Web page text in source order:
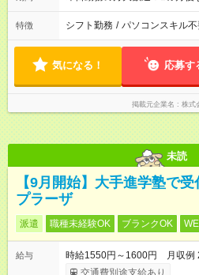
特徴 シフト勤務 / パソコンスキル
気になる！ 応募す
掲載元企業名 株式
未読
【9月開始】大手進学塾で
プラーザ
派遣 職種未経験OK ブランクOK
給与
時給1550円～1600円 月収例
交通費別途支給あり